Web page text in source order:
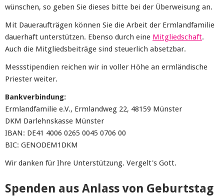
wünschen, so geben Sie dieses bitte bei der Überweisung an.
Mit Daueraufträgen können Sie die Arbeit der Ermlandfamilie
dauerhaft unterstützen. Ebenso durch eine Mitgliedschaft.
Auch die Mitgliedsbeiträge sind steuerlich absetzbar.
Messstipendien reichen wir in voller Höhe an ermländische
Priester weiter.
Bankverbindung:
Ermlandfamilie e.V., Ermlandweg 22, 48159 Münster
DKM Darlehnskasse Münster
IBAN: DE41 4006 0265 0045 0706 00
BIC: GENODEM1DKM
Wir danken für Ihre Unterstützung. Vergelt's Gott.
Spenden aus Anlass von Geburtstag